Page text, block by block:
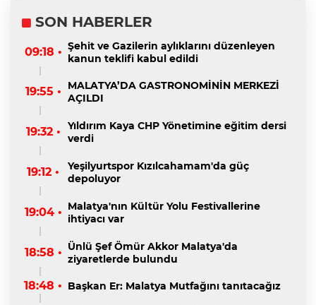
SON HABERLER
09:18 • Şehit ve Gazilerin aylıklarını düzenleyen
kanun teklifi kabul edildi
19:55 •
MALATYA’DA GASTRONOMİNİN MERKEZİ
AÇILDI
19:32 •
Yıldırım Kaya CHP Yönetimine eğitim dersi
verdi
19:12 •
Yeşilyurtspor Kızılcahamam'da güç
depoluyor
19:04 • Malatya'nın Kültür Yolu Festivallerine
ihtiyacı var
18:58 • Ünlü Şef Ömür Akkor Malatya'da
ziyaretlerde bulundu
18:48 • Başkan Er: Malatya Mutfağını tanıtacağız